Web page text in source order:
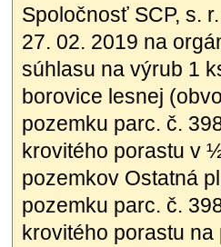
Spoločnosť SCP, s.
27. 02. 2019 na
súhlasu na výrub 1
borovice lesnej
pozemku parc. č.
krovitého porastu v
pozemkov Ostatná
pozemku parc. č.
krovitého porastu